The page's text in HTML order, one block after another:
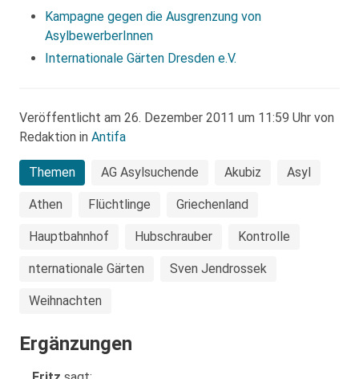
Kampagne gegen die Ausgrenzung von
AsylbewerberInnen
Internationale Gärten Dresden e.V.
Veröffentlicht am 26. Dezember 2011 um 11:59 Uhr von
Redaktion in Antifa
Themen AG Asylsuchende Akubiz Asyl
Athen Flüchtlinge Griechenland
Hauptbahnhof Hubschrauber Kontrolle
nternationale Gärten Sven Jendrossek
Weihnachten
Ergänzungen